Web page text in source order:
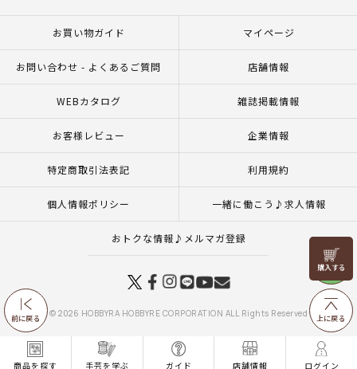
商品を探す 手芸を学ぶ ガイド 店舗情報 ログイン
前に戻る
リリヤン
フェア
上に戻る
お買い物ガイド マイページ
お問い合わせ - よくあるご質問 店舗情報
WEBカタログ 雑誌掲載情報
お客様レビュー 企業情報
特定商取引法表記 利用規約
個人情報ポリシー 一緒に働こう♪求人情報
おトクな情報♪メルマガ登録
© 2026 HOBBYRA HOBBYRE CORPORATION ALL Rights Reserved